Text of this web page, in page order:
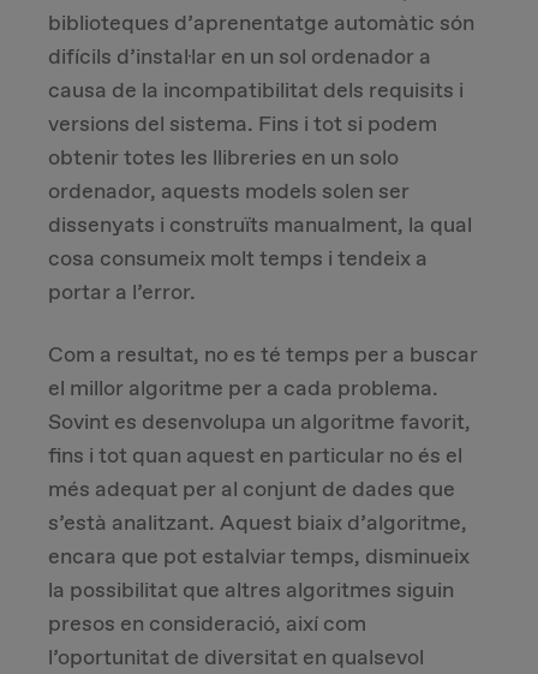
biblioteques d’aprenentatge automàtic són
difícils d’instal·lar en un sol ordenador a
causa de la incompatibilitat dels requisits i
versions del sistema. Fins i tot si podem
obtenir totes les llibreries en un solo
ordenador, aquests models solen ser
dissenyats i construïts manualment, la qual
cosa consumeix molt temps i tendeix a
portar a l’error.
Com a resultat, no es té temps per a buscar
el millor algoritme per a cada problema.
Sovint es desenvolupa un algoritme favorit,
fins i tot quan aquest en particular no és el
més adequat per al conjunt de dades que
s’està analitzant. Aquest biaix d’algoritme,
encara que pot estalviar temps, disminueix
la possibilitat que altres algoritmes siguin
presos en consideració, així com
l’oportunitat de diversitat en qualsevol